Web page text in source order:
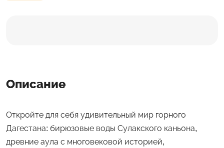
Описание
Откройте для себя удивительный мир горного
Дагестана: бирюзовые воды Сулакского каньона,
древние аула с многовековой историей,